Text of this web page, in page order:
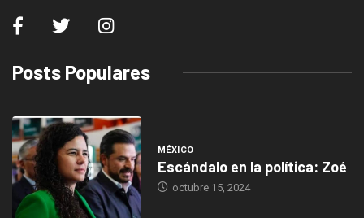
Posts Populares
MÉXICO
Escándalo en la política: Zoé
octubre 15, 2024